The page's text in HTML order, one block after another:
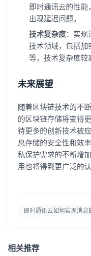
即时通讯云的性
出现延迟问题。
技术复杂度：实现
技术领域，包括加
等，技术复杂度较
未来展望
随着区块链技术的不
的区块链存储将变得
待更多的创新技术被
息存储的安全性和效
私保护需求的不断增
用也将得到更广泛的认
即时通讯云如何实现消息
相关推荐